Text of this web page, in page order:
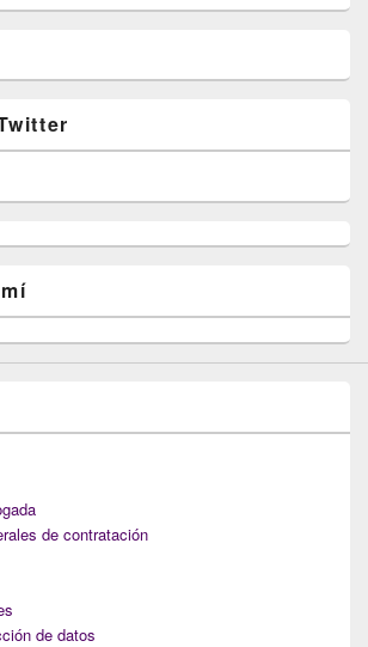
de contratación
de datos